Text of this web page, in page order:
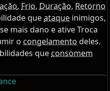
, Frio, Duração, Retorno
queataque inimigos,
mais dano e ative Troca
o congelamento deles.
queconsomem